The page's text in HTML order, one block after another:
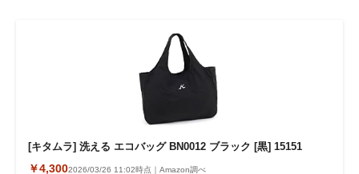
[キタムラ] 洗える エコバッグ BN0012 ブラック [黒] 15151
￥4,3002026/03/26 11:02時点｜Amazon調べ